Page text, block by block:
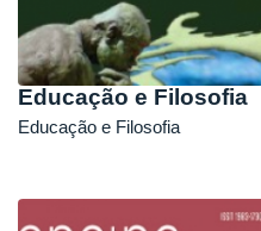
Educação e Filosofia
Educação e Filosofia